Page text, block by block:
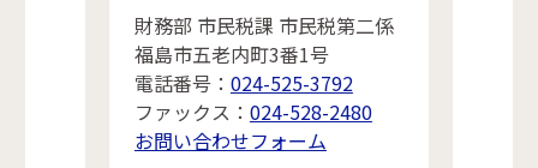
財務部 市民税課 市民税第二係
福島市五老内町3番1号
電話番号： 024-525-3792
ファックス： 024-528-2480
お問い合わせフォーム